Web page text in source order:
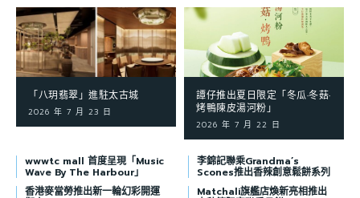
「八玥翡翠」進駐太古城
2026 年 7 月 23 日
譚仔推出夏日限定「冬瓜·冬菇·
烤鴨陳皮湯河粉」
2026 年 7 月 22 日
wwwtc mall 首度呈現「Music
Wave By The Harbour」
李錦記聯乘Grandma’s
Scones推出香辣創意鬆餅系列
香港麥當勞推出新一輪幻彩開運
Matchali旗艦店煥新亮相推出